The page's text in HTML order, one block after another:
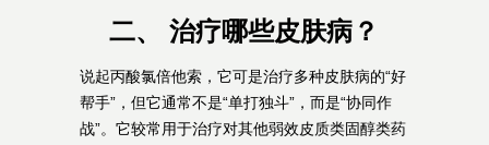
二、 治疗哪些皮肤病？
说起丙酸氯倍他索，它可是治疗多种皮肤病的“好
帮手”，但它通常不是“单打独斗”，而是“协同作
战”。它较常用于治疗对其他弱效皮质类固醇类药